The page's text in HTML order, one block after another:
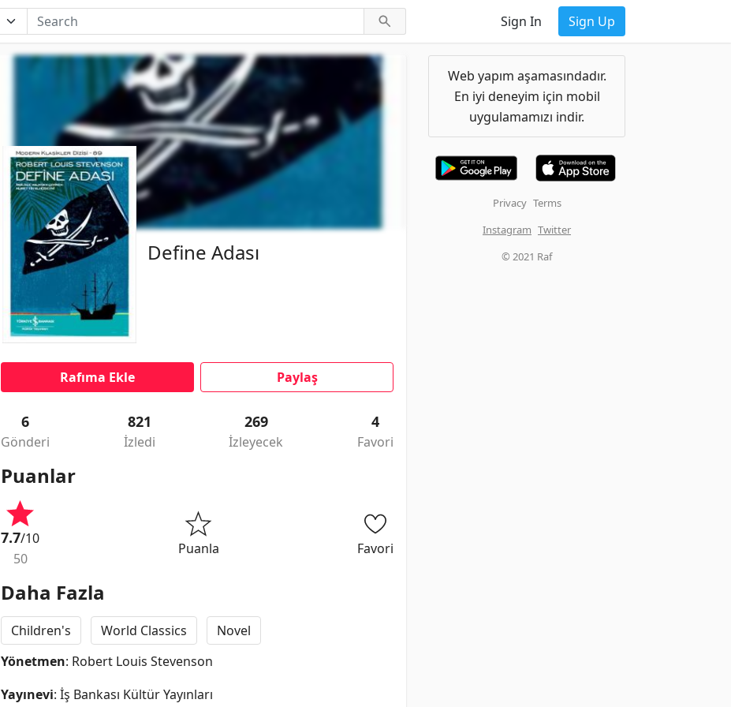
Sign In Sign Up
Define Adası
Rafıma Ekle Paylaş
6
Gönderi
821
İzledi
269
İzleyecek
4
Favori
Puanlar
7.7/10
50
Puanla Favori
Daha Fazla
Children's World Classics
Novel
Yönetmen: Robert Louis Stevenson
Yayınevi: İş Bankası Kültür Yayınları
Web yapım aşamasındadır.
En iyi deneyim için mobil
uygulamamızı indir.
Privacy Terms
Instagram Twitter
© 2021 Raf